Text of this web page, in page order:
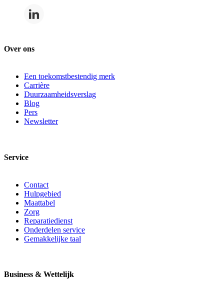
Over ons
Een toekomstbestendig merk
Carrière
Duurzaamheidsverslag
Blog
Pers
Newsletter
Service
Contact
Hulpgebied
Maattabel
Zorg
Reparatiedienst
Onderdelen service
Gemakkelijke taal
Business & Wettelijk